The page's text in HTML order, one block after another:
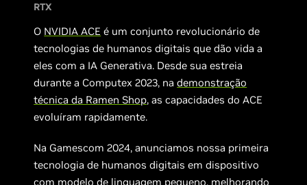
RTX
O NVIDIA ACE é um conjunto revolucionário de
tecnologias de humanos digitais que dão vida a
eles com a IA Generativa. Desde sua estreia
durante a Computex 2023, nademonstração
técnica da Ramen Shop, as capacidades do ACE
evoluíram rapidamente.
Na Gamescom 2024, anunciamos nossa primeira
tecnologia de humanos digitais em dispositivo
com modelo de linguagem pequeno, melhorando